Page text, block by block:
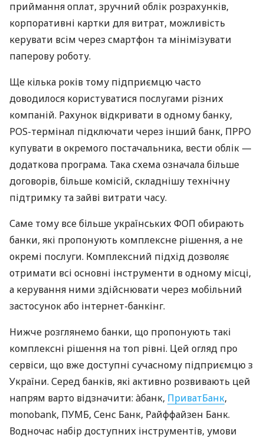
приймання оплат, зручний облік розрахунків,
корпоративні картки для витрат, можливість
керувати всім через смартфон та мінімізувати
паперову роботу.
Ще кілька років тому підприємцю часто
доводилося користуватися послугами різних
компаній. Рахунок відкривати в одному банку,
POS-термінал підключати через інший банк, ПРРО
купувати в окремого постачальника, вести облік —
додаткова програма. Така схема означала більше
договорів, більше комісій, складнішу технічну
підтримку та зайві витрати часу.
Саме тому все більше українських ФОП обирають
банки, які пропонують комплексне рішення, а не
окремі послуги. Комплексний підхід дозволяє
отримати всі основні інструменти в одному місці,
а керування ними здійснювати через мобільний
застосунок або інтернет-банкінг.
Нижче розглянемо банки, що пропонують такі
комплексні рішення на топ рівні. Цей огляд про
сервіси, що вже доступні сучасному підприємцю з
України. Серед банків, які активно розвивають цей
напрям варто відзначити: àбанк, ПриватБанк,
monobank, ПУМБ, Сенс Банк, Райффайзен Банк.
Водночас набір доступних інструментів, умови